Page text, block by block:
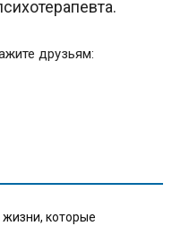
друзьям:
жизни, которые